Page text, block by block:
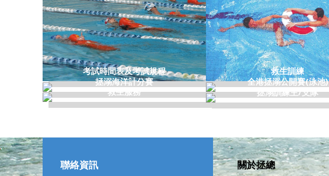
考試時間表及考試規程 救生訓練
拯溺海洋計分賽
全港拯溺公開賽(泳池)
救生服務
拯溺訓練主/支隊
聯絡資訊 關於拯總